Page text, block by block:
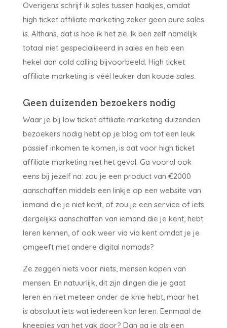
Overigens schrijf ik sales tussen haakjes, omdat
high ticket affiliate marketing zeker geen pure sales
is. Althans, dat is hoe ik het zie. Ik ben zelf namelijk
totaal niet gespecialiseerd in sales en heb een
hekel aan cold calling bijvoorbeeld. High ticket
affiliate marketing is véél leuker dan koude sales.
Geen duizenden bezoekers nodig
Waar je bij low ticket affiliate marketing duizenden
bezoekers nodig hebt op je blog om tot een leuk
passief inkomen te komen, is dat voor high ticket
affiliate marketing niet het geval. Ga vooral ook
eens bij jezelf na: zou je een product van €2000
aanschaffen middels een linkje op een website van
iemand die je niet kent, of zou je een service of iets
dergelijks aanschaffen van iemand die je kent, hebt
leren kennen, of ook weer via via kent omdat je je
omgeeft met andere digital nomads?
Ze zeggen niets voor niets, mensen kopen van
mensen. En natuurlijk, dit zijn dingen die je gaat
leren en niet meteen onder de knie hebt, maar het
is absoluut iets wat iedereen kan leren. Eenmaal de
kneepjes van het vak door? Dan ga je als een